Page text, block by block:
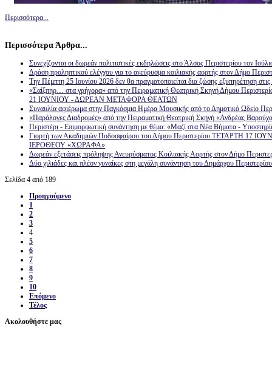
Περισσότερα...
Περισσότερα Άρθρα...
Συνεχίζονται οι δωρεάν πολιτιστικές εκδηλώσεις στο Άλσος Περιστερίου τον
Δράση προληπτικού ελέγχου για το ανεύρυσμα κοιλιακής αορτής στον Δήμο
Την Πέμπτη 25 Ιουνίου 2026 δεν θα πραγματοποιείται δια ζώσης εξυπηρέτηση
«Σαίξπηρ… στα γρήγορα» από την Πειραματική Θεατρική Σκηνή Δήμου
21 ΙΟΥΝΙΟΥ - ΔΩΡΕΑΝ ΜΕΤΑΦΟΡΑ ΘΕΑΤΩΝ
Συναυλία αφιέρωμα στην Παγκόσμια Ημέρα Μουσικής από το Δημοτικό Ωδείο
«Παράλογες Διαδρομές» από την Πειραματική Θεατρική Σκηνή «Ανδρέας
Περιστέρι - Επιμορφωτική συνάντηση με θέμα: «Μαζί στα Νέα Βήματα -
Γιορτή των Ακαδημιών Ποδοσφαίρου του Δήμου Περιστερίου ΤΕΤΑΡΤΗ 17
ΙΕΡΟΘΕΟΥ «ΧΩΡΑΦΑ»
Δωρεάν εξετάσεις πρόληψης Ανευρύσματος Κοιλιακής Αορτής στον Δήμο
Δύο χιλιάδες και πλέον γυναίκες στη μεγάλη συνάντηση του Δημάρχου
Σελίδα 4 από 189
Προηγούμενο
1
2
3
4
5
6
7
8
9
10
Επόμενο
Τέλος
Ακολουθήστε μας